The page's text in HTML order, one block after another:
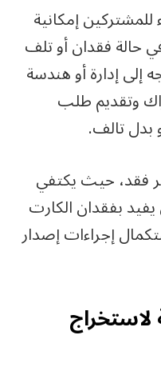
إمكانية
فقدان أو تلف
إلى إدارة أو هندسة
وتقديم طلب
بدل تالف.
فقد، حيث يكتفي
بفقدان الكارت
إجراءات إصدار